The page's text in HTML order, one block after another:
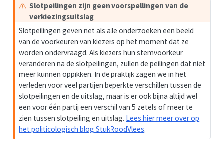
W
a
a
r
s
c
h
u
w
i
n
g
Slotpeilingen zijn geen voorspellingen van de
verkiezingsuitslag
Slotpeilingen geven net als alle onderzoeken een beeld
van de voorkeuren van kiezers op het moment dat ze
worden ondervraagd. Als kiezers hun stemvoorkeur
veranderen na de slotpeilingen, zullen de peilingen dat niet
meer kunnen oppikken. In de praktijk zagen we in het
verleden voor veel partijen beperkte verschillen tussen de
slotpeilingen en de uitslag, maar is er ook bijna altijd wel
een voor één partij een verschil van 5 zetels of meer te
zien tussen slotpeiling en uitslag. Lees hier meer over op
het politicologisch blog StukRoodVlees.